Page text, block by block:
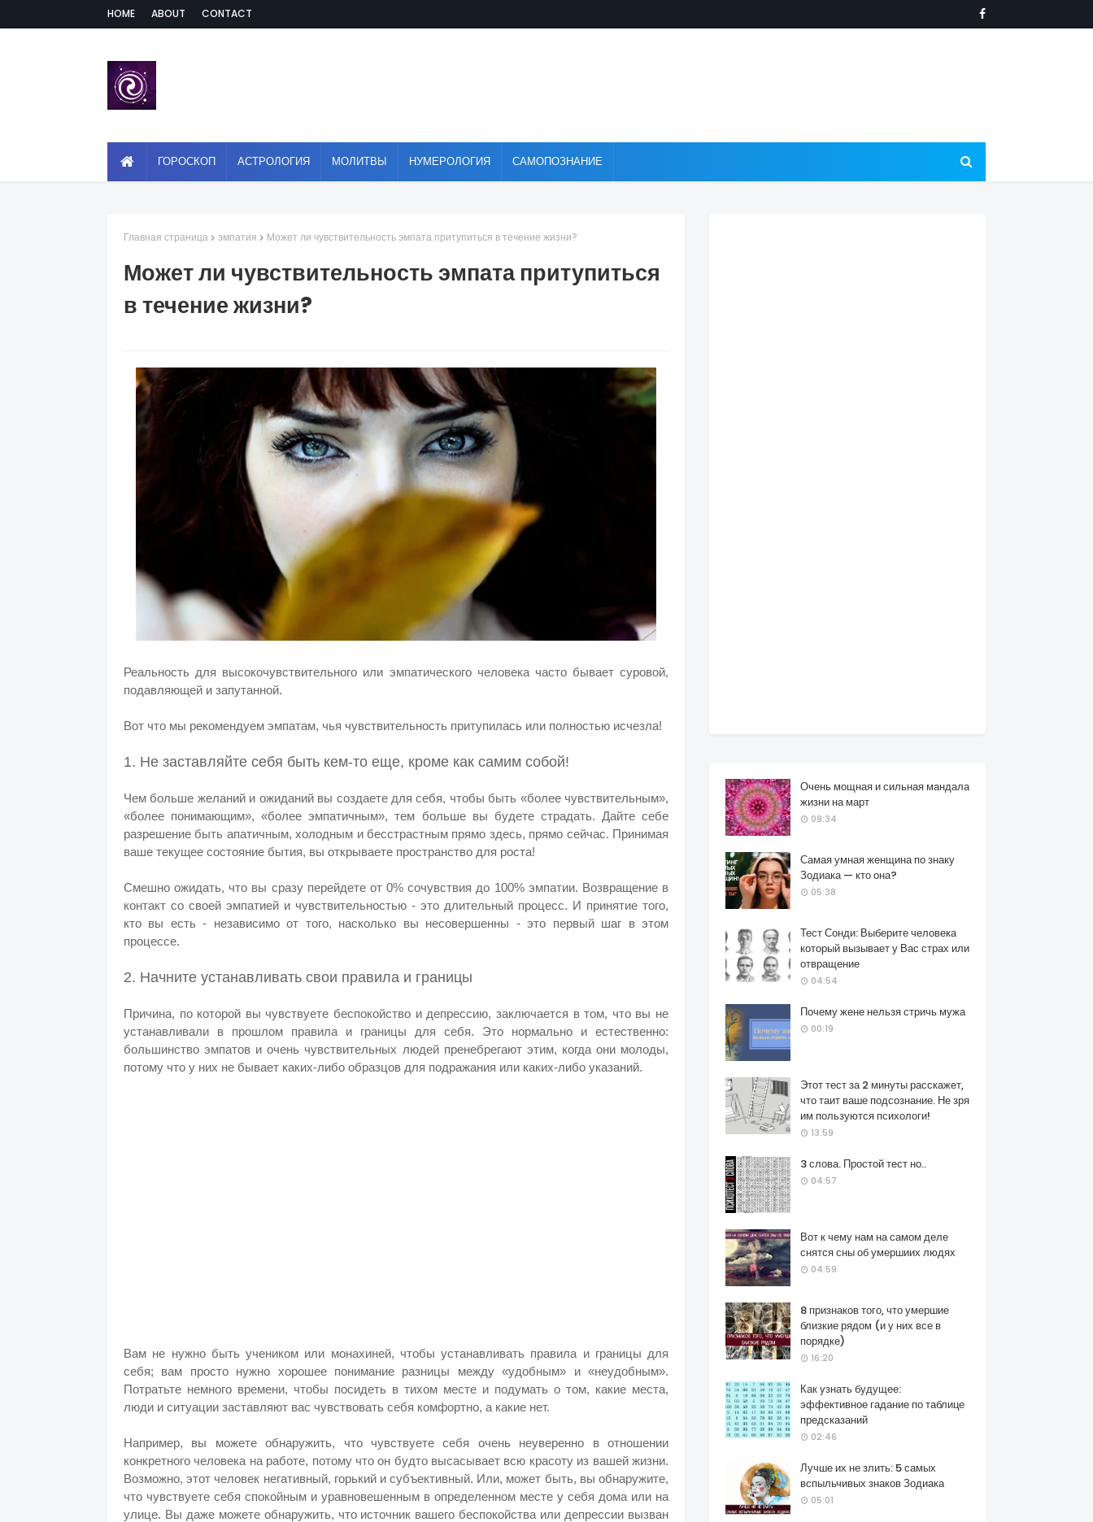
HOME ABOUT CONTACT
ГОРОСКОП АСТРОЛОГИЯ МОЛИТВЫ НУМЕРОЛОГИЯ САМОПОЗНАНИЕ
Главная страница эмпатия Может ли чувствительность эмпата притупиться в течение жизни?
Может ли чувствительность эмпата притупиться
в течение жизни?
Реальность для высокочувствительного или эмпатического человека часто бывает суровой,
подавляющей и запутанной.
Вот что мы рекомендуем эмпатам, чья чувствительность притупилась или полностью исчезла!
1. Не заставляйте себя быть кем-то еще, кроме как самим собой!
Чем больше желаний и ожиданий вы создаете для себя, чтобы быть «более чувствительным»,
«более понимающим», «более эмпатичным», тем больше вы будете страдать. Дайте себе
разрешение быть апатичным, холодным и бесстрастным прямо здесь, прямо сейчас. Принимая
ваше текущее состояние бытия, вы открываете пространство для роста!
Смешно ожидать, что вы сразу перейдете от 0% сочувствия до 100% эмпатии. Возвращение в
контакт со своей эмпатией и чувствительностью - это длительный процесс. И принятие того,
кто вы есть - независимо от того, насколько вы несовершенны - это первый шаг в этом
процессе.
2. Начните устанавливать свои правила и границы
Причина, по которой вы чувствуете беспокойство и депрессию, заключается в том, что вы не
устанавливали в прошлом правила и границы для себя. Это нормально и естественно:
большинство эмпатов и очень чувствительных людей пренебрегают этим, когда они молоды,
потому что у них не бывает каких-либо образцов для подражания или каких-либо указаний.
Вам не нужно быть учеником или монахиней, чтобы устанавливать правила и границы для
себя; вам просто нужно хорошее понимание разницы между «удобным» и «неудобным».
Потратьте немного времени, чтобы посидеть в тихом месте и подумать о том, какие места,
люди и ситуации заставляют вас чувствовать себя комфортно, а какие нет.
Например, вы можете обнаружить, что чувствуете себя очень неуверенно в отношении
конкретного человека на работе, потому что он будто высасывает всю красоту из вашей жизни.
Возможно, этот человек негативный, горький и субъективный. Или, может быть, вы обнаружите,
что чувствуете себя спокойным и уравновешенным в определенном месте у себя дома или на
улице. Вы даже можете обнаружить, что источник вашего беспокойства или депрессии вызван
Очень мощная и сильная мандала
жизни на март
09:34
Самая умная женщина по знаку
Зодиака — кто она?
05:38
Тест Сонди: Выберите человека
который вызывает у Вас страх или
отвращение
04:54
Почему жене нельзя стричь мужа
00:19
Этот тест за 2 минуты расскажет,
что таит ваше подсознание. Не зря
им пользуются психологи!
13:59
3 слова. Простой тест но..
04:57
Вот к чему нам на самом деле
снятся сны об умершиих людях
04:59
8 признаков того, что умершие
близкие рядом (и у них все в
порядке)
16:20
Как узнать будущее:
эффективное гадание по таблице
предсказаний
02:46
Лучше их не злить: 5 самых
вспыльчивых знаков Зодиака
05:01